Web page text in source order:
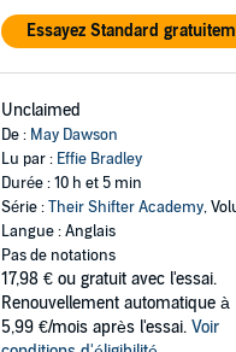
Essayez Standard
Unclaimed
De : May Dawson
Lu par : Effie Bradley
Durée : 10 h et 5 min
Série :Their Shifter Academy,
Langue : Anglais
Pas de notations
17,98 € ou gratuit avec l'essai.
Renouvellement automatique à
5,99 €/mois après l'essai. Voir